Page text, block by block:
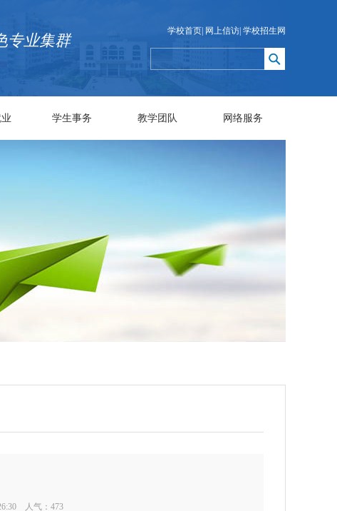
学校首页 网上信访 学校招生网
专业集群
学生事务 教学团队 网络服务
人气： 473